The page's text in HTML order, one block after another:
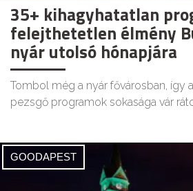
35+ kihagyhatatlan
felejthetetlen élmény
nyár utolsó hónapjára
Tombol még a nyár fővárosban, így
pezsgő programok sokasága vár
GOODAPEST